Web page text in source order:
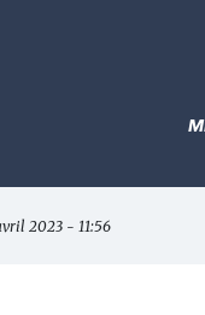
2023 - 11:56